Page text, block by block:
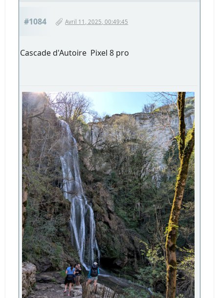
#1084 Avril 11, 2025, 00:49:45
Cascade d'Autoire Pixel 8 pro